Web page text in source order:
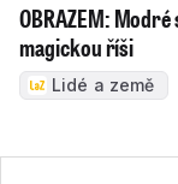
OBRAZEM:
magickou říši
Lidé a země